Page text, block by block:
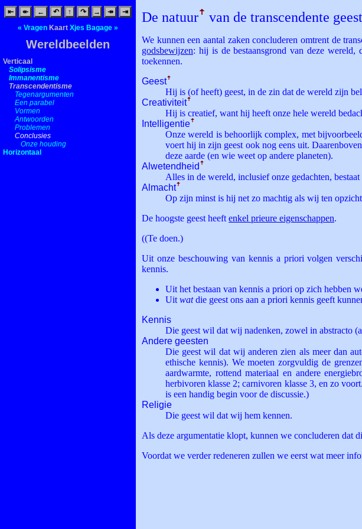
De natuurꜛ van de transcendente geest
We kunnen een aantal zaken concluderen omtrent de
godsbewijzen: hij is de bestaansgrond van deze wereld,
toekennen.
Geestꜛ
Hij is (of heeft) geest, in de zin dat de wereld zijn
Creativiteitꜛ
Hij is creatief, want hij heeft onze hele wereld
Intelligentieꜛ
Onze wereld is behoorlijk complex, met
voert hij in zijn geest ook nog eens uit.
deze aarde (en wie weet op andere planeten).
Alwetendheid ꜛ
Alles in de wereld, inclusief onze gedachten,
Almachtꜛ
Op zijn minst is hij net zo machtig als wij ten
De hoogste geest heeft enkel prieure eigenschappen.
((Te doen.)
Uit onze beschouwing van kennis a priori volgen
kennis.
Uit het bestaan van kennis a priori op zich hebben
Uit watdie geest ons aan a priori kennis geeft
Kennis
Die geest wil dat wij nadenken, zowel in abstracto
Andere geesten
Die geest wil dat wij anderen zien als meer dan
ethische kennis). We moeten zorgvuldig de
aardwarmte, rottend materiaal en andere
herbivoren klasse 2; carnivoren klasse 3, en zo
is een handig begin voor de discussie.)
Religie
Die geest wil dat wij hem kennen.
Als deze argumentatie klopt, kunnen we concluderen dat
Voordat we verder redeneren zullen we eerst wat meer
⇤ ↞ ← ↶ ↑ ↷ → ↠
⇥
« Vragen Kaart Xjes Bagage »
Wereldbeelden
Verticaal
Solipsisme
Immanentisme
Transcendentisme
Tegenargumenten
Een parabel
Vormen
Antwoorden
Problemen
Conclusies
Onze houding
Horizontaal